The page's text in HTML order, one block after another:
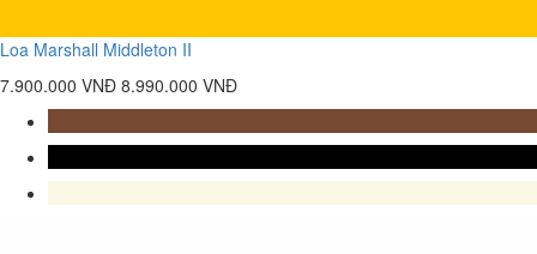
Loa Marshall Middleton II
7.900.000 VNĐ 8.990.000 VNĐ